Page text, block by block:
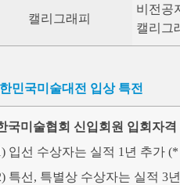
캘리그래피
비전공
캘리그
민국미술대전 입상 특전
국미술협회 신입회원 입회자
입선 수상자는 실적 1년 추가
특선, 특별상 수상자는 실적 3